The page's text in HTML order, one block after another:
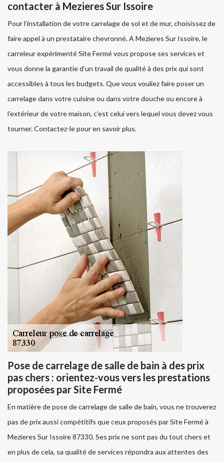
contacter à Mezieres Sur Issoire
Pour l’installation de votre carrelage de sol et de mur, choisissez de
faire appel à un prestataire chevronné. A Mezieres Sur Issoire, le
carreleur expérimenté Site Fermé vous propose ses services et
vous donne la garantie d’un travail de qualité à des prix qui sont
accessibles à tous les budgets. Que vous vouliez faire poser un
carrelage dans votre cuisine ou dans votre douche ou encore à
l’extérieur de votre maison, c’est celui vers lequel vous devez vous
tourner. Contactez-le pour en savoir plus.
Pose de carrelage de salle de bain à des prix
pas chers : orientez-vous vers les prestations
proposées par Site Fermé
En matière de pose de carrelage de salle de bain, vous ne trouverez
pas de prix aussi compétitifs que ceux proposés par Site Fermé à
Mezieres Sur Issoire 87330. Ses prix ne sont pas du tout chers et
en plus de cela, sa qualité de services répondra aux attentes des